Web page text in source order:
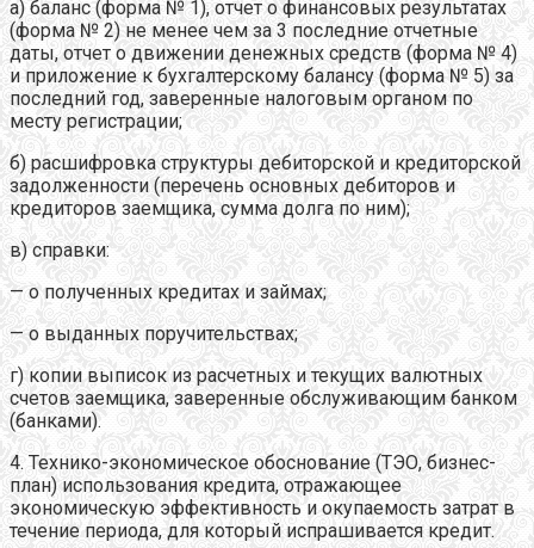
а) баланс (форма № 1), отчет о финансовых результатах
(форма № 2) не менее чем за 3 последние отчетные
даты, отчет о движении денежных средств (форма № 4)
и приложение к бухгалтерскому балансу (форма № 5) за
последний год, заверенные налоговым органом по
месту регистрации;
б) расшифровка структуры дебиторской и кредиторской
задолженности (перечень основных дебиторов и
кредиторов заемщика, сумма долга по ним);
в) справки:
— о полученных кредитах и займах;
— о выданных поручительствах;
г) копии выписок из расчетных и текущих валютных
счетов заемщика, заверенные обслуживающим банком
(банками).
4. Технико-экономическое обоснование (ТЭО, бизнес-
план) использования кредита, отражающее
экономическую эффективность и окупаемость затрат в
течение периода, для который испрашивается кредит.